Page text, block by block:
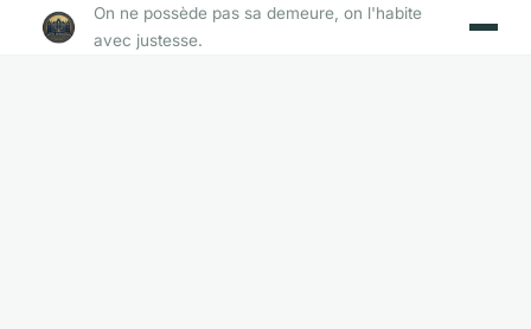
On ne possède pas sa demeure, on l'habite
avec justesse.